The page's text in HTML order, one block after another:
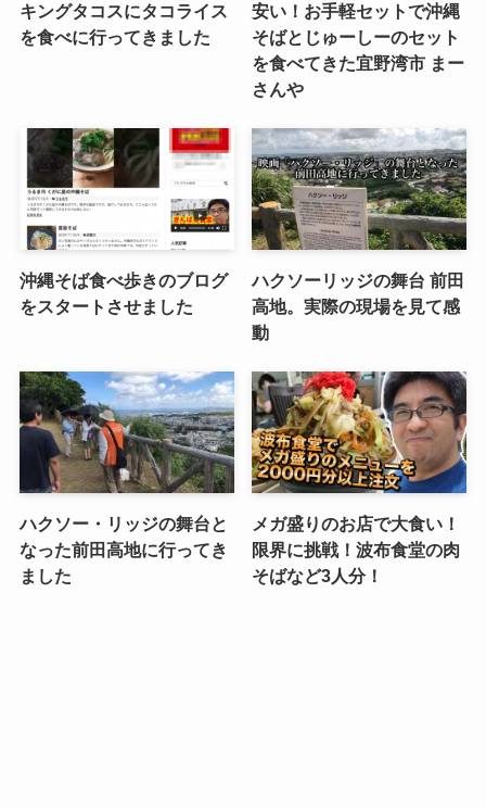
キングタコスにタコライス
を食べに行ってきました
安い！お手軽セットで沖縄
そばとじゅーしーのセット
を食べてきた宜野湾市 まー
さんや
沖縄そば食べ歩きのブログ
をスタートさせました
ハクソーリッジの舞台 前田
高地。実際の現場を見て感
動
ハクソー・リッジの舞台と
なった前田高地に行ってき
ました
メガ盛りのお店で大食い！
限界に挑戦！波布食堂の肉
そばなど3人分！